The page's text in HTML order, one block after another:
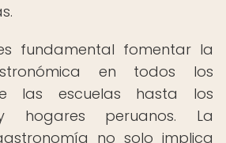
fundamental fomentar la
en todos los
las escuelas hasta los
hogares peruanos. La
no solo implica